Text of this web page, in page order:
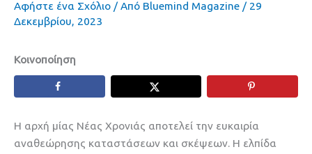
Αφήστε ένα Σχόλιο / Από Bluemind Magazine / 29
Δεκεμβρίου, 2023
Κοινοποίηση
Η αρχή μίας Νέας Χρονιάς αποτελεί την ευκαιρία
αναθεώρησης καταστάσεων και σκέψεων. Η ελπίδα